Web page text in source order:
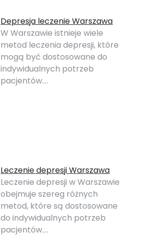
Depresja leczenie Warszawa
W Warszawie istnieje wiele
metod leczenia depresji, które
mogą być dostosowane do
indywidualnych potrzeb
pacjentów.…
Leczenie depresji Warszawa
Leczenie depresji w Warszawie
obejmuje szereg różnych
metod, które są dostosowane
do indywidualnych potrzeb
pacjentów.…